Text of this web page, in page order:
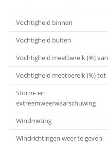
Vochtigheid binnen
Vochtigheid buiten
Vochtigheid meetbereik (%) van
Vochtigheid meetbereik (%) tot
Storm- en
extreemweerwaarschuwing
Windmeting
Windrichtingen weer te geven